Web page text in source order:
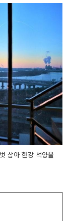
삼아 한강 석양을